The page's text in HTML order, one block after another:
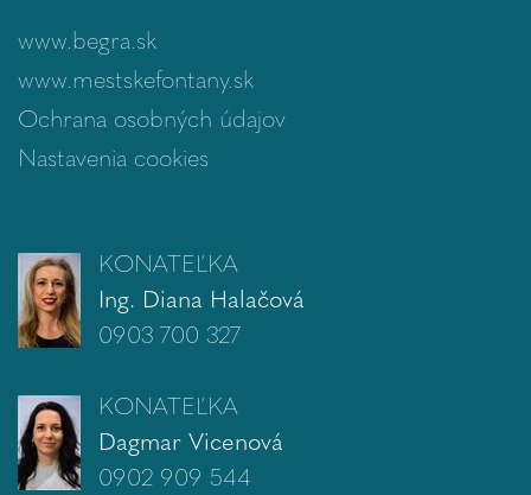
www.begra.sk
www.mestskefontany.sk
Ochrana osobných údajov
Nastavenia cookies
KONATEĽKA
Ing. Diana Halačová
0903 700 327
KONATEĽKA
Dagmar Vicenová
0902 909 544